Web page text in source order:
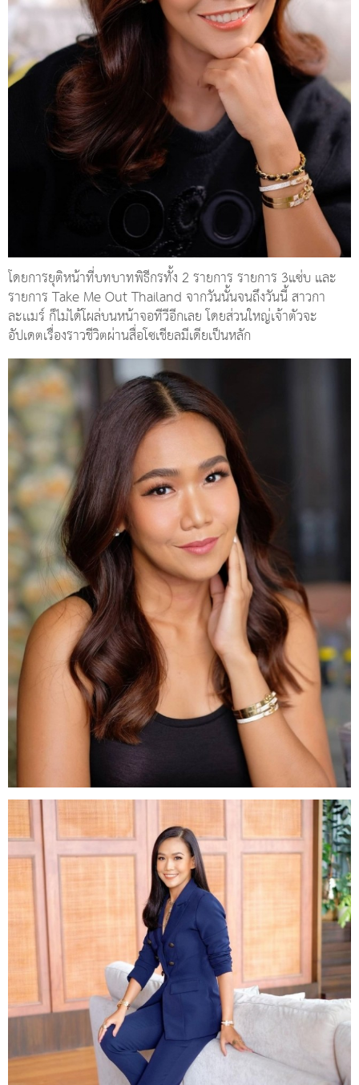
โดยการยุติหน้าที่บทบาทพิธีกรทั้ง 2 รายการ รายการ 3แซ่บ และ
รายการ Take Me Out Thailand จากวันนั้นจนถึงวันนี้ สาวกา
ละเเมร์ ก็ไม่ได้โผล่บนหน้าจอทีวีอีกเลย โดยส่วนใหญ่เจ้าตัวจะ
อัปเดตเรื่องราวชีวิตผ่านสื่อโซเชียลมีเดียเป็นหลัก